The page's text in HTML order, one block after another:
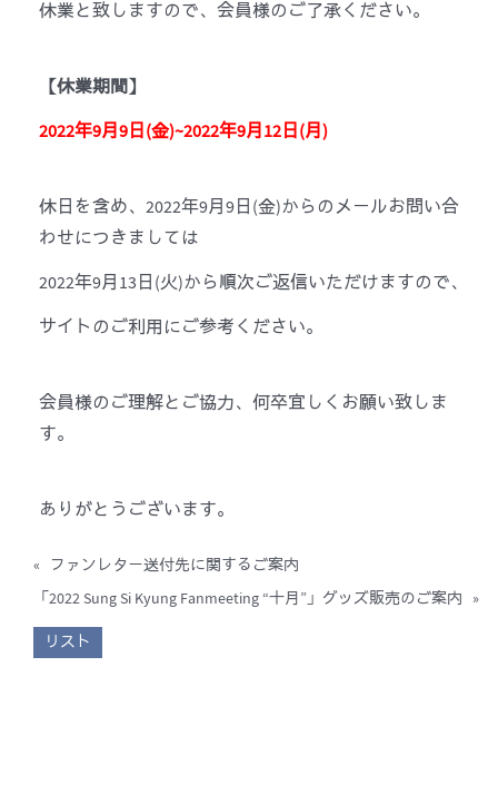
休業と致しますので、会員様のご了承ください。
【休業期間】
2022年9月9日(金)~2022年9月12日(月)
休日を含め、2022年9月9日(金)からのメールお問い合
わせにつきましては
2022年9月13日(火)から順次ご返信いただけますので、
サイトのご利用にご参考ください。
会員様のご理解とご協力、何卒宜しくお願い致しま
す。
ありがとうございます。
«
ファンレター送付先に関するご案内
「2022 Sung Si Kyung Fanmeeting “十月”」グッズ販売のご案内
»
リスト